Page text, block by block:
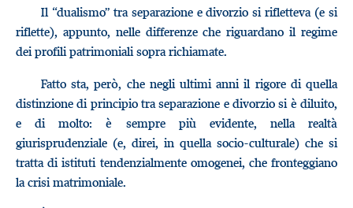
Il “dualismo” tra separazione e divorzio si rifletteva (e si
riflette), appunto, nelle differenze che riguardano il regime
dei profili patrimoniali sopra richiamate.
Fatto sta, però, che negli ultimi anni il rigore di quella
distinzione di principio tra separazione e divorzio si è diluito,
e di molto: è sempre più evidente, nella realtà
giurisprudenziale (e, direi, in quella socio-culturale) che si
tratta di istituti tendenzialmente omogenei, che fronteggiano
la crisi matrimoniale.